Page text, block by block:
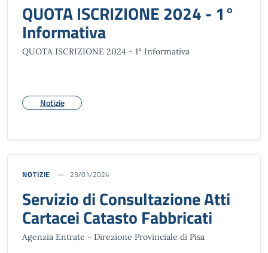
QUOTA ISCRIZIONE 2024 - 1°
Informativa
QUOTA ISCRIZIONE 2024 - 1° Informativa
Notizie
NOTIZIE 23/01/2024
Servizio di Consultazione Atti
Cartacei Catasto Fabbricati
Agenzia Entrate - Direzione Provinciale di Pisa